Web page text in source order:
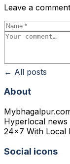
Leave a comment
← All posts
About
Hyperlocal news
24x7 With Local
Social icons